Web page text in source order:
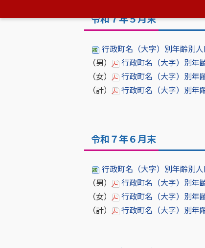
令和７年５月末
行政町名（大字）別年齢別
（男）
行政町名（大字）別年
（女）
行政町名（大字）別年
（計）
行政町名（大字）別年
令和７年６月末
行政町名（大字）別年齢別
（男）
行政町名（大字）別年
（女）
行政町名（大字）別年
（計）
行政町名（大字）別年